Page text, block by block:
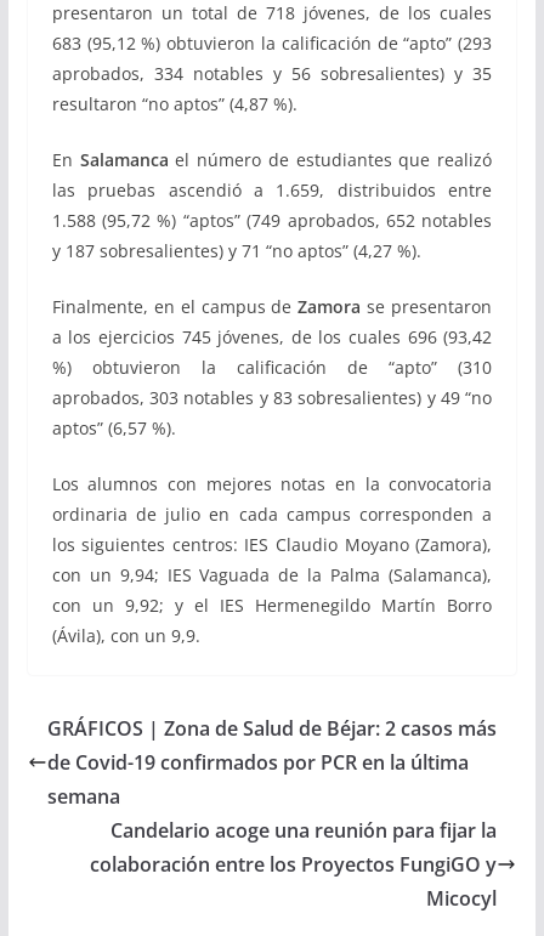
presentaron un total de 718 jóvenes, de los cuales
683 (95,12 %) obtuvieron la calificación de “apto” (293
aprobados, 334 notables y 56 sobresalientes) y 35
resultaron “no aptos” (4,87 %).
En Salamanca el número de estudiantes que realizó
las pruebas ascendió a 1.659, distribuidos entre
1.588 (95,72 %) “aptos” (749 aprobados, 652 notables
y 187 sobresalientes) y 71 “no aptos” (4,27 %).
Finalmente, en el campus deZamora se presentaron
a los ejercicios 745 jóvenes, de los cuales 696 (93,42
%) obtuvieron la calificación de “apto” (310
aprobados, 303 notables y 83 sobresalientes) y 49 “no
aptos” (6,57 %).
Los alumnos con mejores notas en la convocatoria
ordinaria de julio en cada campus corresponden a
los siguientes centros: IES Claudio Moyano (Zamora),
con un 9,94; IES Vaguada de la Palma (Salamanca),
con un 9,92; y el IES Hermenegildo Martín Borro
(Ávila), con un 9,9.
GRÁFICOS | Zona de Salud de Béjar: 2 casos más
de Covid-19 confirmados por PCR en la última
semana
Candelario acoge una reunión para fijar la
colaboración entre los Proyectos FungiGO y
Micocyl